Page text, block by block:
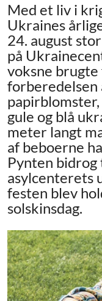
Med et liv i
Ukraines
24. august
på
voksne brugte
forberedelsen
gule og blå
meter langt
af beboerne
Pynten bidrog
asylcenterets
festen blev
solskinsdag.